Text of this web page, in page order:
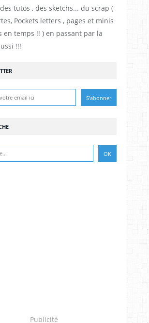
tutos , des sketchs... du scrap (
Pockets letters , pages et minis
en temps !! ) en passant par la
!!!
Publicité